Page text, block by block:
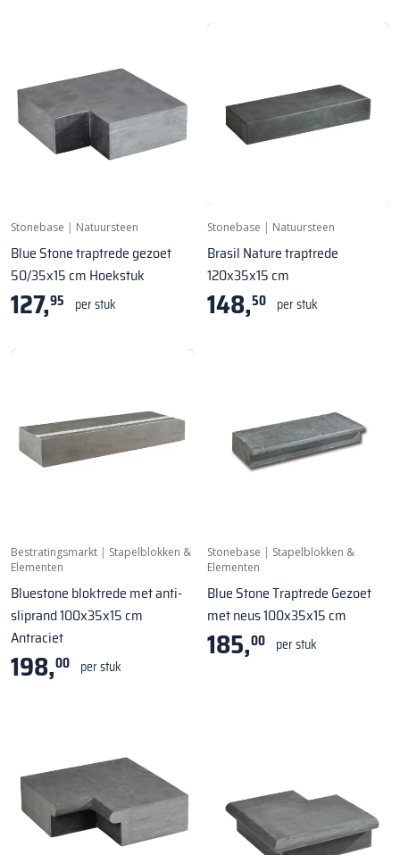
Stonebase | Natuursteen
Blue Stone traptrede gezoet
50/35x15 cm Hoekstuk
127,95 per stuk
Stonebase | Natuursteen
Brasil Nature traptrede
120x35x15 cm
148,50 per stuk
Bestratingsmarkt | Stapelblokken &
Elementen
Bluestone bloktrede met anti-
sliprand 100x35x15 cm
Antraciet
198,00 per stuk
Stonebase | Stapelblokken &
Elementen
Blue Stone Traptrede Gezoet
met neus 100x35x15 cm
185,00 per stuk